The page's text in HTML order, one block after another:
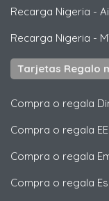
Recarga Nigeria -
Recarga Nigeria -
Tarjetas Regalo
Compra o regala
Compra o regala
Compra o regala
Compra o regala